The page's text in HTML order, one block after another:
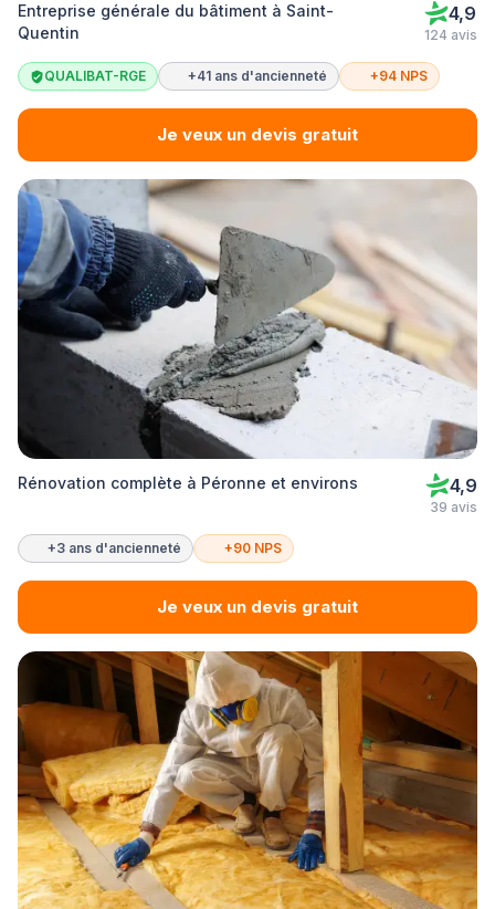
Entreprise générale du bâtiment à Saint-
Quentin
4,9
124 avis
QUALIBAT-RGE +41 ans d'ancienneté +94 NPS
Je veux un devis gratuit
Rénovation complète à Péronne et environs 4,9
39 avis
+3 ans d'ancienneté +90 NPS
Je veux un devis gratuit